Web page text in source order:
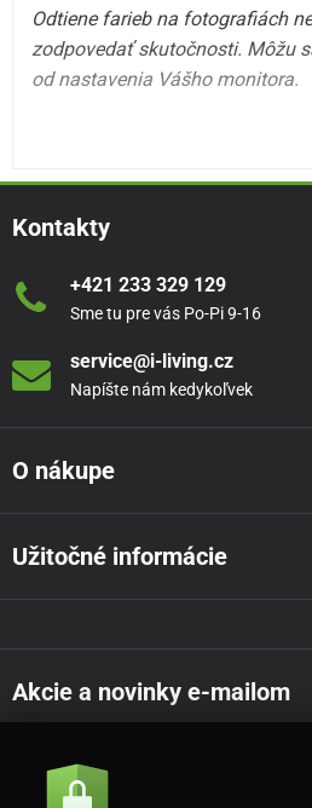
Odtiene farieb na fotografiách
zodpovedať skutočnosti. Môžu
od nastavenia Vášho monitora.
Kontakty
+421 233 329 129
Sme tu pre vás Po-Pi 9-16
service@i-living.cz
Napíšte nám kedykoľvek
O nákupe
Užitočné informácie
Akcie a novinky e-mailom